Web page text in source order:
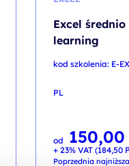
Excel
learning
kod szkolenia: E-
PL
od
Pierwotna
cena
wynosiła:
390,00 PLN.
150,00
Aktualna
cena
wynosi:
150,00 PLN.
+ 23% VAT (184,50
Poprzednia